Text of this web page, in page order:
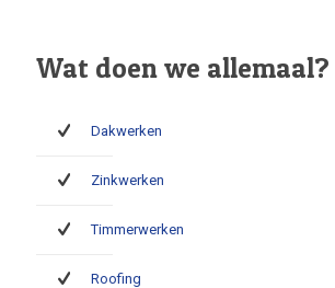
Wat doen we allemaal?
Dakwerken
Zinkwerken
Timmerwerken
Roofing